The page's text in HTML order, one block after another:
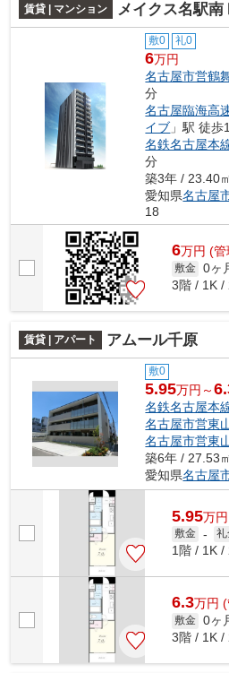
賃貸 | マンション メイクス名駅南
敷0 礼0
6万円
名古屋市営鶴
分
名古屋臨海高
イブ 」駅 徒歩
名鉄名古屋本
分
築3年 / 23.40
愛知県名古屋
18
6万円 (管
敷金 0ヶ
3階 / 1K /
賃貸 | アパート アムール千原
敷0
5.95万円～
名鉄名古屋本
名古屋市営東
名古屋市営東
築6年 / 27.53
愛知県名古屋
5.95万円
敷金 -
1階 / 1K /
6.3万円
敷金 0ヶ
3階 / 1K /